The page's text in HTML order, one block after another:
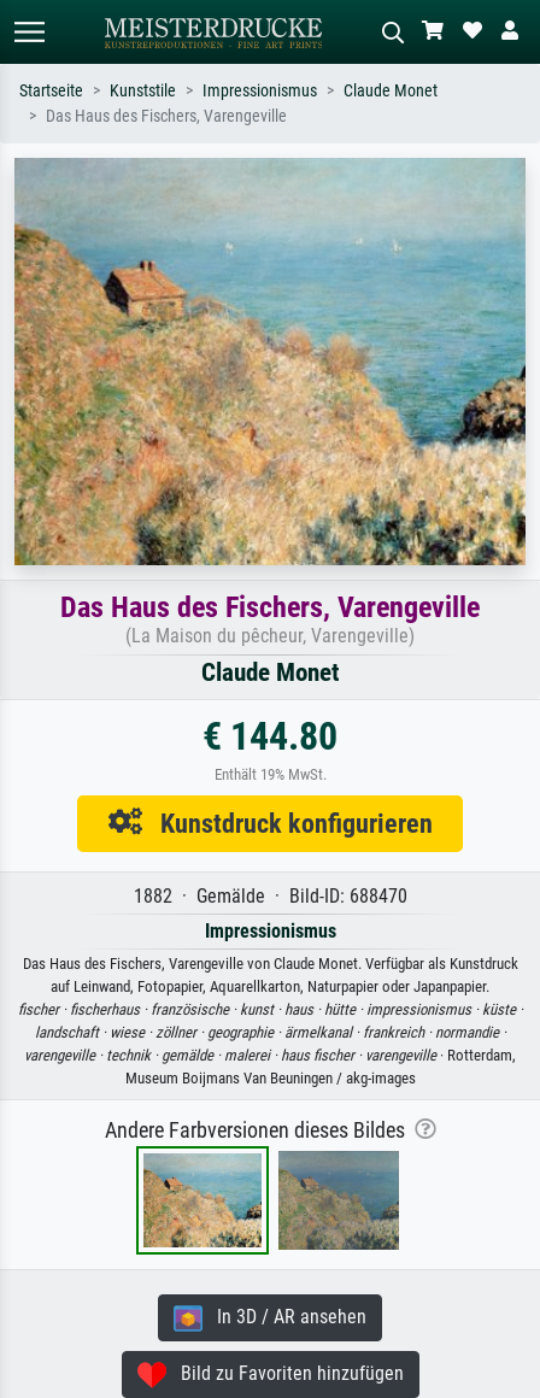
Sternennacht, Impressionismus, Welle
Hokusai, Akt.
Baum.
Startseite Kunststile Impressionismus
Claude Monet
Das Haus des Fischers, Varengeville
Das Haus des Fischers, Varengeville
(La Maison du pêcheur, Varengeville)
Claude Monet
€ 144.80
Enthält 19% MwSt.
Kunstdruck konfigurieren
1882 · Gemälde · Bild-ID: 688470
Impressionismus
Das Haus des Fischers, Varengeville von Claude Monet. Verfügbar als Kunstdruck
auf Leinwand, Fotopapier, Aquarellkarton, Naturpapier oder Japanpapier.
fischer · fischerhaus · französische · kunst · haus · hütte · impressionismus · küste ·
landschaft · wiese ·zöllner · geographie · ärmelkanal · frankreich · normandie ·
varengeville · technik · gemälde · malerei · haus fischer · varengeville· Rotterdam,
Museum Boijmans Van Beuningen / akg-images
Andere Farbversionen dieses Bildes
In 3D / AR ansehen
Bild zu Favoriten hinzufügen